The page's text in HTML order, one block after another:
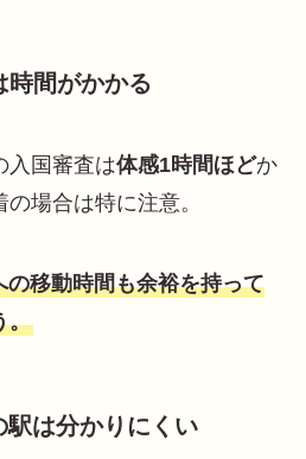
時間がかかる
入国審査は体感1時間ほどか
場合は特に注意。
の移動時間も余裕を持って
。
駅は分かりにくい